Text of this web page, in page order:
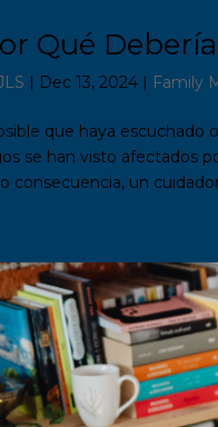
Qué
| Dec 13, 2024 | Family
que haya escuchado
se han visto afectados
consecuencia, un